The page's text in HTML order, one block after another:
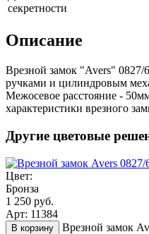
секретности
Описание
Врезной замок "Avers"
ручками и цилиндровым
Межосевое расстояние -
характеристики врезного
Другие цветовые
Цвет:
Бронза
1 250 руб.
Арт: 11384
В корзину
Врезной замок